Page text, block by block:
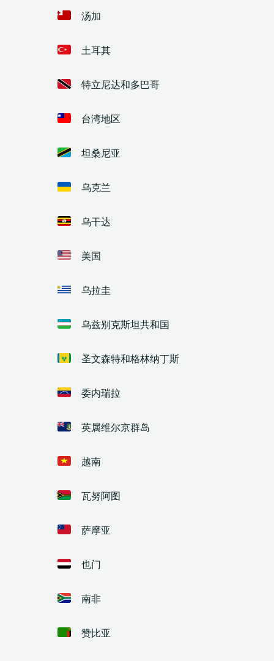
汤加
土耳其
特立尼达和多巴哥
台湾地区
坦桑尼亚
乌克兰
乌干达
美国
乌拉圭
乌兹别克斯坦共和国
圣文森特和格林纳丁斯
委内瑞拉
英属维尔京群岛
越南
瓦努阿图
萨摩亚
也门
南非
赞比亚